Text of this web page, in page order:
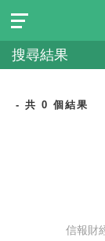
搜尋結果
- 共 0 個結果
信報財